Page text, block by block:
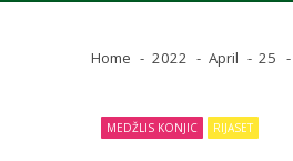
Home 2022 April 25
MEDŽLIS KONJIC RIJASET